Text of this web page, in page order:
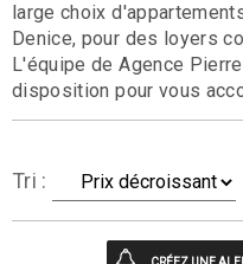
large choix
Denice, pour des loyers
L'équipe de Agence
disposition pour vous
Tri :